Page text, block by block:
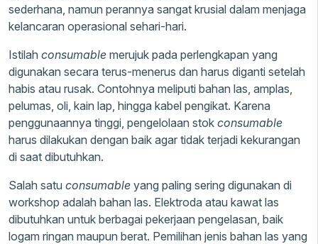
sederhana, namun perannya sangat krusial dalam menjaga
kelancaran operasional sehari-hari.
Istilah consumable merujuk pada perlengkapan yang
digunakan secara terus-menerus dan harus diganti setelah
habis atau rusak. Contohnya meliputi bahan las, amplas,
pelumas, oli, kain lap, hingga kabel pengikat. Karena
penggunaannya tinggi, pengelolaan stok consumable
harus dilakukan dengan baik agar tidak terjadi kekurangan
di saat dibutuhkan.
Salah satu consumable yang paling sering digunakan di
workshop adalah bahan las. Elektroda atau kawat las
dibutuhkan untuk berbagai pekerjaan pengelasan, baik
logam ringan maupun berat. Pemilihan jenis bahan las yang